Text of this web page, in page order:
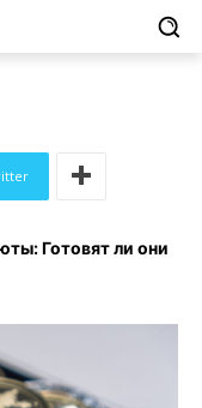
Готовят ли они